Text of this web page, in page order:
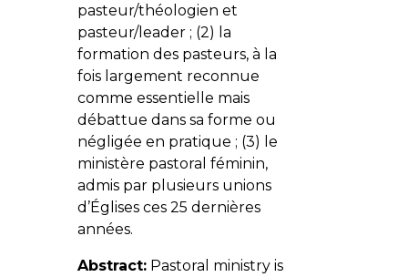
pasteur/théologien et
pasteur/leader ; (2) la
formation des pasteurs, à la
fois largement reconnue
comme essentielle mais
débattue dans sa forme ou
négligée en pratique ; (3) le
ministère pastoral féminin,
admis par plusieurs unions
d’Églises ces 25 dernières
années.
Abstract:Pastoral ministry is